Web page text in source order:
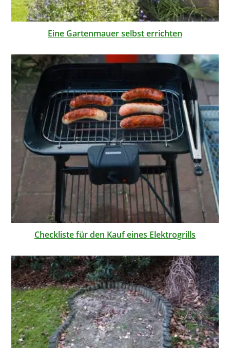
Eine Gartenmauer selbst errichten
Checkliste für den Kauf eines Elektrogrills